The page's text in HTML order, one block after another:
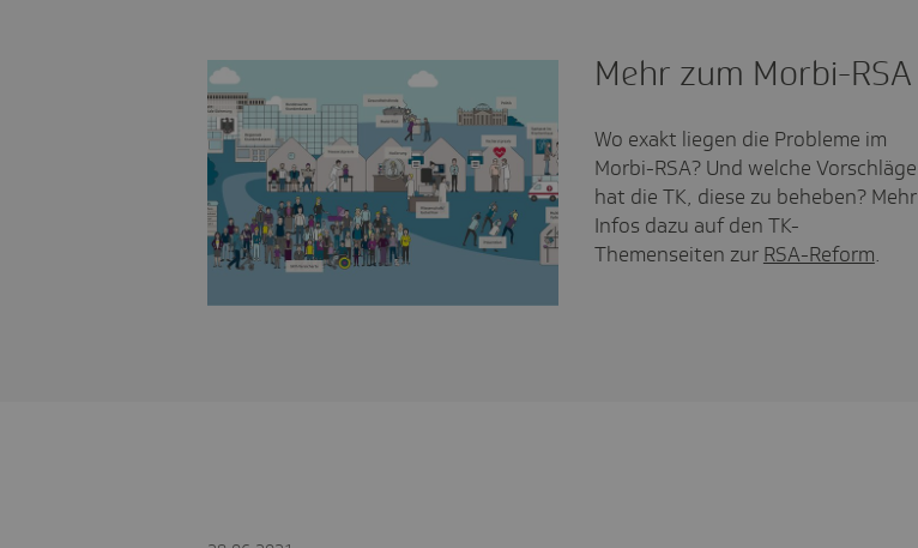
Mehr zum Morbi-RSA
Wo exakt liegen die Probleme im
Morbi-RSA? Und welche Vorschläge
hat die TK, diese zu beheben? Mehr
Infos dazu auf den TK-
Themenseiten zur RSA-Reform.